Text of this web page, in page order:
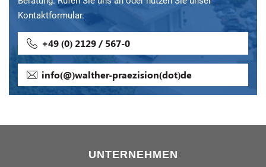
Kontaktformular.
+49 (0) 2129 / 567-0
info(@)walther-praezision(dot)de
UNTERNEHMEN